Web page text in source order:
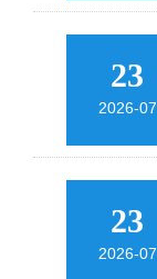
23
2026-07
23
2026-07